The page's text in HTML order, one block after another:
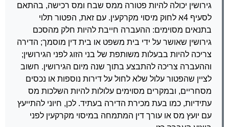
גירושין יכולה להיות פטורה ממס שבח ומס רכישה, בהתאם
לסעיף 4א לחוק מיסוי מקרקעין. עם זאת, הפטור תלוי
בתנאים מסוימים: ההעברה חייבת להיות חלק מהסכם
גירושין שאושר על ידי בית משפט או בית דין מוסמך; הדירה
צריכה להיות בבעלות משותפת של בני הזוג לפני הגירושין;
וההעברה צריכה להתבצע בתוך שנה מיום הגירושין. חשוב
לציין שהפטור עלול שלא לחול על דירות נוספות או נכסים
מסחריים, ובמקרים מסוימים עלולות להיות השלכות מס
עתידיות, כמו בעת מכירת הדירה בעתיד. לכן, חיוני להתייעץ
עם יועץ מס או עורך דין המתמחה במיסוי מקרקעין לפני